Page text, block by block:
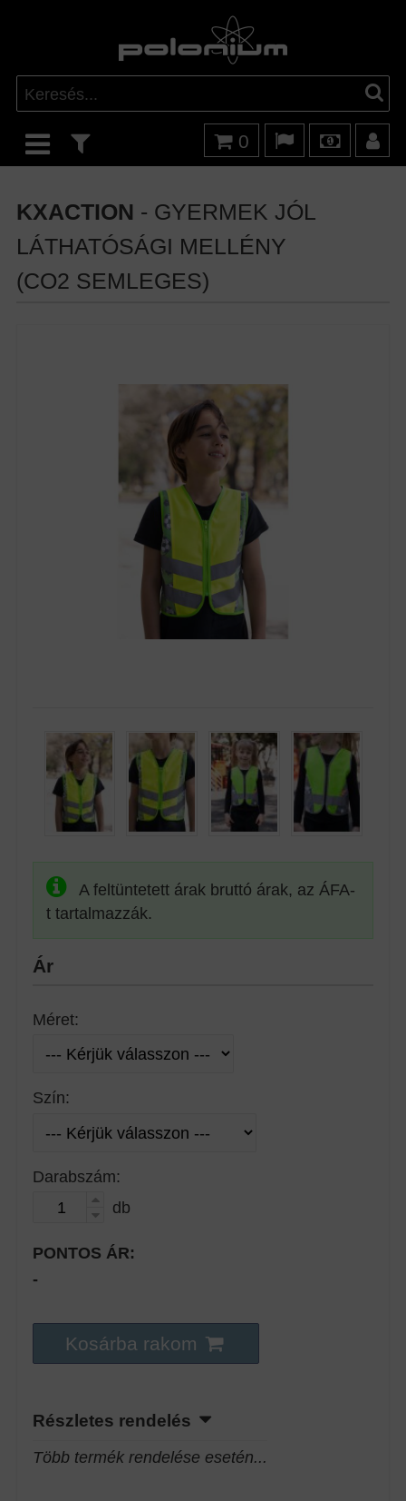
0
KXACTION - GYERMEK JÓL
LÁTHATÓSÁGI MELLÉNY
(CO2 SEMLEGES)
A feltüntetett árak bruttó árak, az ÁFA-
t tartalmazzák.
Ár
Méret:
Szín:
Darabszám:
db
PONTOS ÁR:
-
Kosárba rakom
Részletes rendelés
Több termék rendelése esetén...